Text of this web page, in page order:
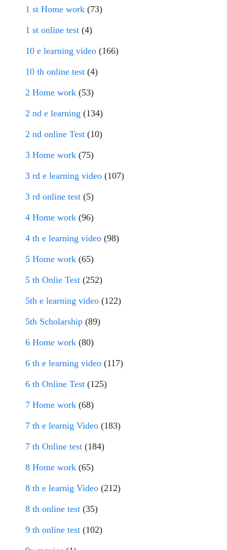
1 st Home work (73)
1 st online test (4)
10 e learning video (166)
10 th online test (4)
2 Home work (53)
2 nd e learning (134)
2 nd online Test (10)
3 Home work (75)
3 rd e learning video (107)
3 rd online test (5)
4 Home work (96)
4 th e learning video (98)
5 Home work (65)
5 th Onlie Test (252)
5th e learning video (122)
5th Scholarship (89)
6 Home work (80)
6 th e learning video (117)
6 th Online Test (125)
7 Home work (68)
7 th e learnig Video (183)
7 th Online test (184)
8 Home work (65)
8 th e learnig Video (212)
8 th online test (35)
9 th online test (102)